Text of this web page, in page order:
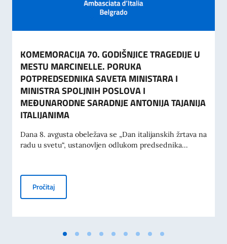
KOMEMORACIJA 70. GODIŠNJICE TRAGEDIJE U
MESTU MARCINELLE. PORUKA
POTPREDSEDNIKA SAVETA MINISTARA I
MINISTRA SPOLJNIH POSLOVA I
MEĐUNARODNE SARADNJE ANTONIJA TAJANIJA
ITALIJANIMA
Dana 8. avgusta obeležava se „Dan italijanskih žrtava na
radu u svetu“, ustanovljen odlukom predsednika...
PročitajKOMEMORACIJA 70. GODIŠNJICE TRAGEDIJE U MESTU